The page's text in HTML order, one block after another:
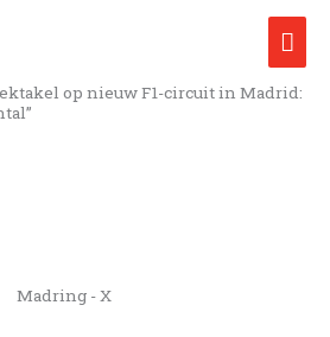
op nieuw F1-circuit in Madrid:
Madring - X